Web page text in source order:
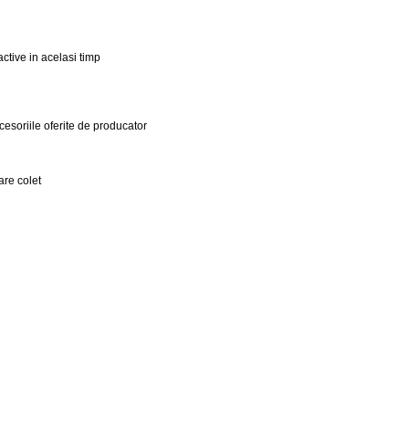
in acelasi timp
oferite de producator
colet